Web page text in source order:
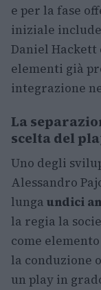
e per la fase
iniziale
Daniel
elementi già
integrazione
La
scelta del
Uno degli
Alessandro
lunga undici
la regia la
come
la conduzione
un play in